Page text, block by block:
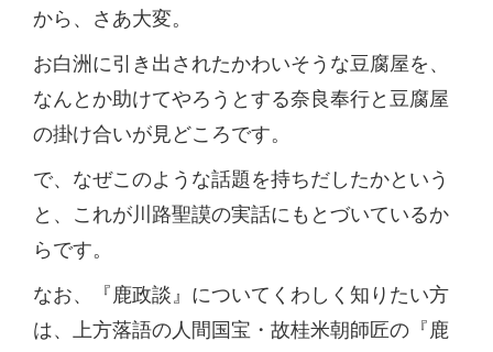
から、さあ大変。
お白洲に引き出されたかわいそうな豆腐屋を、
なんとか助けてやろうとする奈良奉行と豆腐屋
の掛け合いが見どころです。
で、なぜこのような話題を持ちだしたかという
と、これが川路聖謨の実話にもとづいているか
らです。
なお、『鹿政談』についてくわしく知りたい方
は、上方落語の人間国宝・故桂米朝師匠の『鹿